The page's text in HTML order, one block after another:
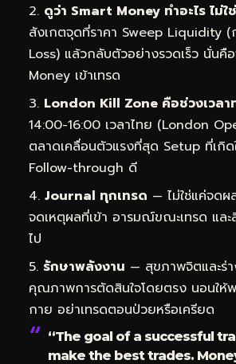
ดูว่า Smart Money ทำอะไร ไม่
สังเกตจุดที่ราคา Sweep Liquidity
Loss) แล้วกลับตัวอย่างรวดเร็ว นั่นคื
Money เข้าเทรด
London Kill Zone คือช่วงเวลา
14:00-16:00 เวลาไทย (London
ตลาดเคลื่อนตัวแรงที่สุด Setup ที่เกิด
Follow-through ดี
Journal ทุกเทรด — ไม่ใช่แค่จดผ
จดเหตุผลที่เข้า อารมณ์ขณะเทรด และ
ไป
รักษาพลังงาน — สุขภาพจิตและร่
คุณภาพการตัดสินใจโดยตรง นอนให้
กาย อย่าเทรดตอนป่วยหรือเครียด
“The goal of a successful
make the best trades.